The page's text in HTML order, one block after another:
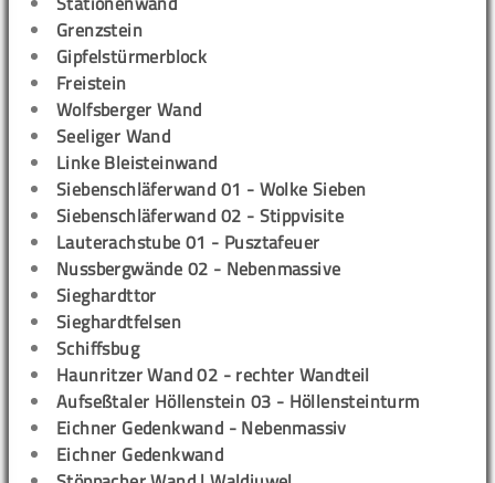
Grenzstein
Gipfelstürmerblock
Freistein
Wolfsberger Wand
Seeliger Wand
Linke Bleisteinwand
Siebenschläferwand 01 - Wolke Sieben
Siebenschläferwand 02 - Stippvisite
Lauterachstube 01 - Pusztafeuer
Nussbergwände 02 - Nebenmassive
Sieghardttor
Sieghardtfelsen
Schiffsbug
Haunritzer Wand 02 - rechter Wandteil
Aufseßtaler Höllenstein 03 - Höllensteinturm
Eichner Gedenkwand - Nebenmassiv
Eichner Gedenkwand